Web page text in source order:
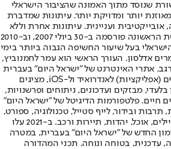
שנוסד מתוך האמונה שהציבור הישראלי
יותר ומדויקת יותר. עיתונות שמדברת
אובייקטיבית ועניינית. עיתונות אחרת וללא
תשלום. המהדורה המודפסת הראשונה פורסמה ב-30 ביולי 2007, וב-2010
בעל שיעור החשיפה הגבוה ביותר בימי
אדלסון. העורך הראשי הוא עמר לחמנוביץ,
אתרי האינטרנט של "ישראל היום" בעברית
ובאנגלית, כמו כן היישומונים (אפליקציות) לאנדרואיד ול-iOS, מציגים
מבזקים ועדכונים, ניתוחים ופרשנויות,
חיים. פלטפורמות הדיגיטל של "ישראל היום"
תרבות ובידור, לייף סטייל, טכנולוגיה, ספורט,
כלכלה וצרכנות, בריאות, חיילים, אוכל, יהדות, תיירות ורכב. ב-2021 עלו
החדש של "ישראל היום" בעברית, במטרה
עדכנית, בטוחה ונוחה. תכני המהדורה